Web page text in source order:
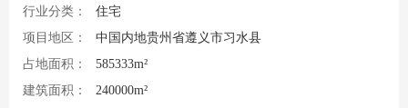
行业分类：
住宅
项目地区：
中国内地贵州省遵义市习水县
占地面积：
585333m²
建筑面积：
240000m²